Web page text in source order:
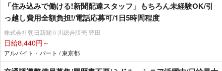
「住み込みで働ける!新聞配達スタッフ」もちろん未経験OK/引
っ越し費用全額負担!/電話応募可/1日5時間程度
株式会社朝日新聞立川総合販売 豊田
日給8,440円～
アルバイト・パート / 東京都